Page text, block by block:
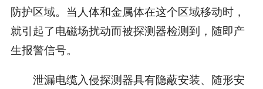
防护区域。当人体和金属体在这个区域移动时，
就引起了电磁场扰动而被探测器检测到，随即产
生报警信号。
泄漏电缆入侵探测器具有隐蔽安装、随形安